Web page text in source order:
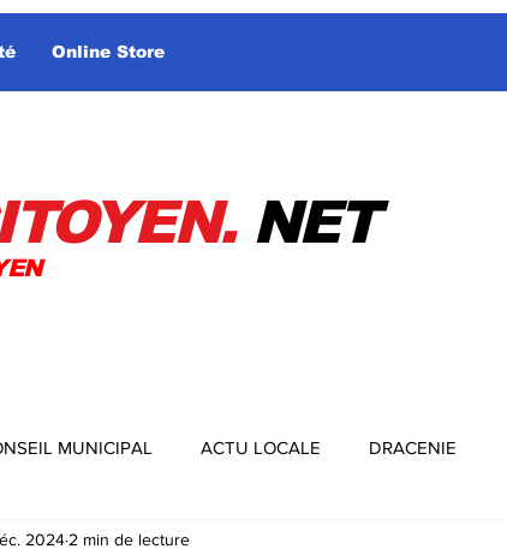
Online Store
NET
MUNICIPAL ACTU LOCALE DRACENIE
TA GEULE BEAGLE !
2024 2 min de lecture